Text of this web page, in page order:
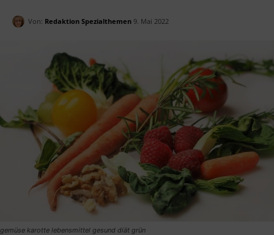
Von: Redaktion Spezialthemen 9. Mai 2022
gemüse karotte lebensmittel gesund diät grün